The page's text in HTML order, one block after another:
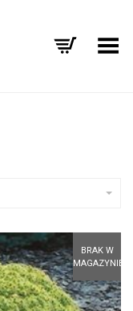
Toggle Menu
BRAK W
MAGAZYNIE